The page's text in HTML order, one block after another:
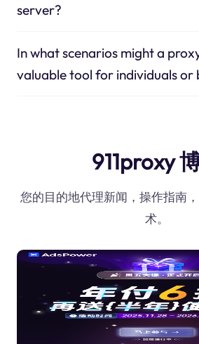
server?
In what scenarios might a
valuable tool for individuals or
911proxy
您的目的地代理新闻，操作指南
术。